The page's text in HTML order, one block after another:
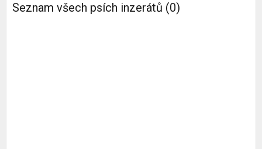
Seznam všech psích inzerátů (0)